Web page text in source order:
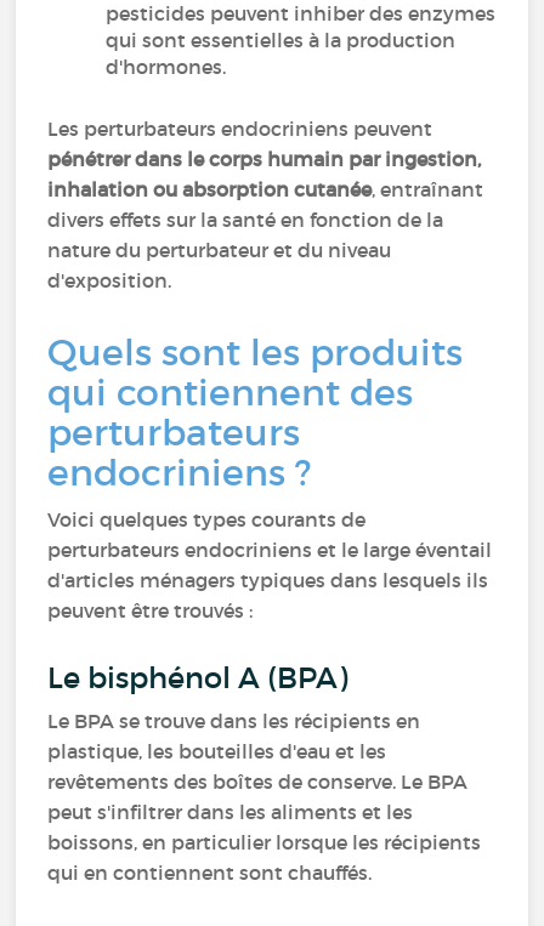
pesticides peuvent inhiber des enzymes
qui sont essentielles à la production
d'hormones.
Les perturbateurs endocriniens peuvent
pénétrer dans le corps humain par ingestion,
inhalation ou absorption cutanée, entraînant
divers effets sur la santé en fonction de la
nature du perturbateur et du niveau
d'exposition.
Quels sont les produits
qui contiennent des
perturbateurs
endocriniens ?
Voici quelques types courants de
perturbateurs endocriniens et le large éventail
d'articles ménagers typiques dans lesquels ils
peuvent être trouvés :
Le bisphénol A (BPA)
Le BPA se trouve dans les récipients en
plastique, les bouteilles d'eau et les
revêtements des boîtes de conserve. Le BPA
peut s'infiltrer dans les aliments et les
boissons, en particulier lorsque les récipients
qui en contiennent sont chauffés.